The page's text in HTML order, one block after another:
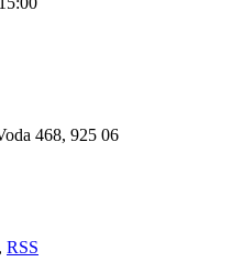
468, 925 06
, RSS